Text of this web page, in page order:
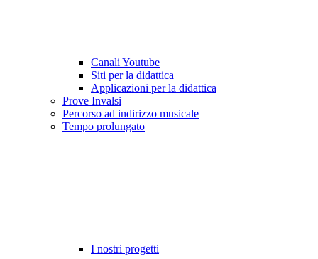
Canali Youtube
Siti per la didattica
Applicazioni per la didattica
Prove Invalsi
Percorso ad indirizzo musicale
Tempo prolungato
I nostri progetti